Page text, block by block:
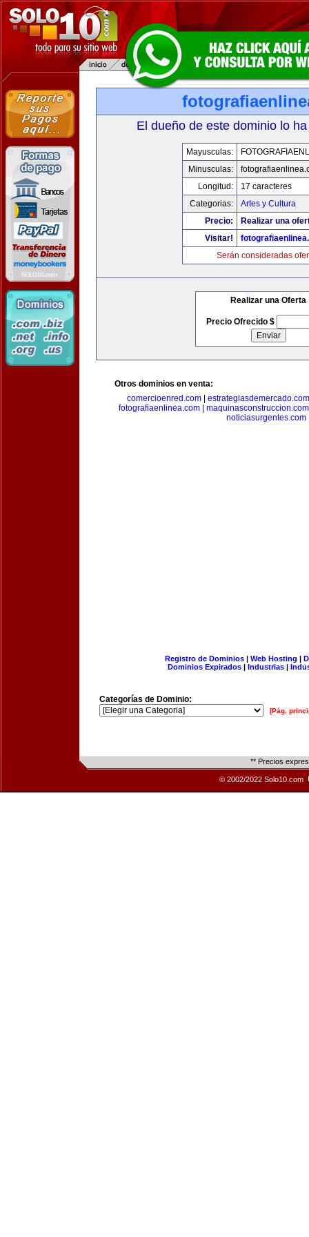
El dueño de este dominio lo
Mayusculas:
Minusculas:
Longitud:
17 caracteres
Categorias:
Artes y Cultura
Precio:
Realizar una
Visitar!
Serán consideradas
Realizar una Oferta
Precio Ofrecido $
Otros dominios en venta:
comercioenred.com| estrategiasdemercado.com
fotografiaenlinea.com
maquinasconstruccion.com
noticiasurgentes.com
Registro de Dominios| Web Hosting |
Dominios Expirados | Industrias |
Categorías de Dominio:
[Pág.
** Precios
© 2002/2022 Solo10.com